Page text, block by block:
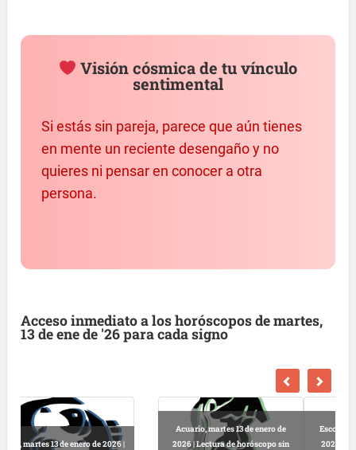
Visión cósmica de tu vínculo
sentimental
Si estás sin pareja, parece que aún tienes
en mente un reciente desengaño y no
quieres ni pensar en conocer a otra
persona.
Acceso inmediato a los horóscopos de martes,
13 de ene de '26 para cada signo
Escorpio, martes 13 de enero de
2026 | Horóscopo gratis hoy y
Libra, martes 13 de enero de 2026 |